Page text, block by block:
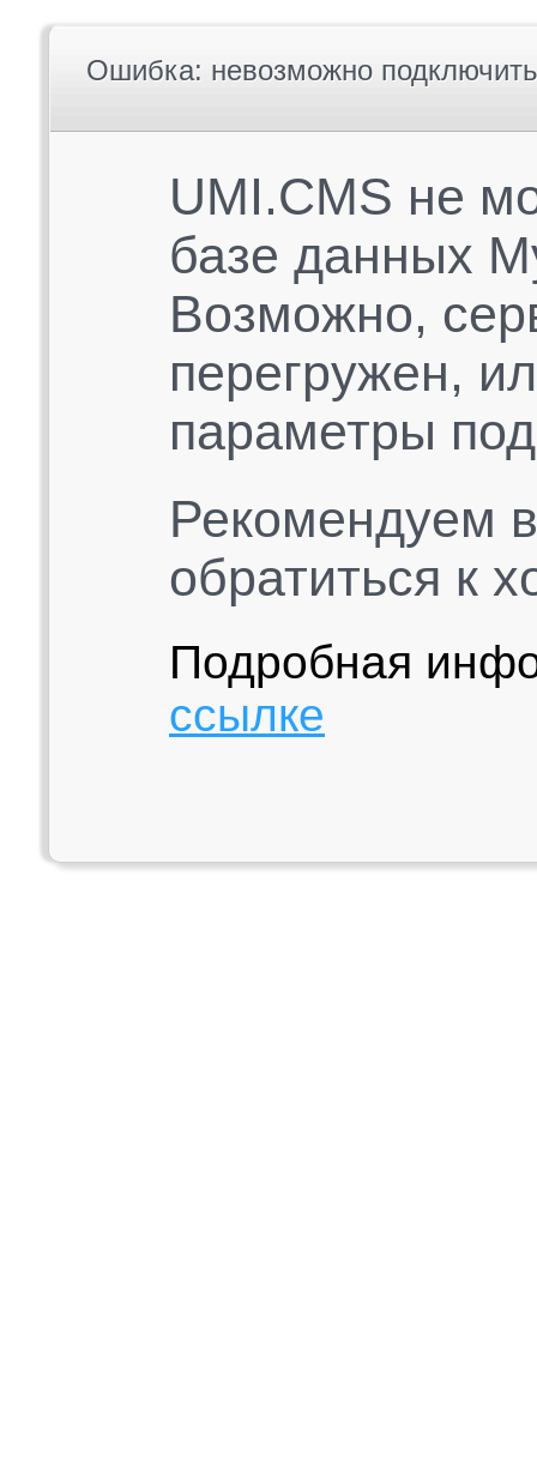
Ошибка: невозможно
UMI.CMS не
базе данных
Возможно,
перегружен,
параметры
Рекомендуем
обратиться к
Подробная
ссылке